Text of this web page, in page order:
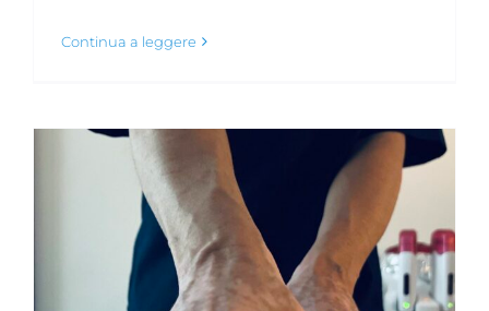
Continua a leggere